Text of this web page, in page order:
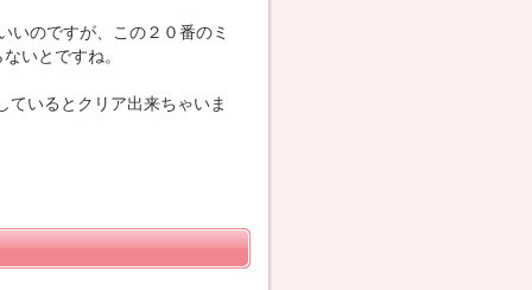
いのですが、この２０番のミ
いとですね。
ているとクリア出来ちゃいま